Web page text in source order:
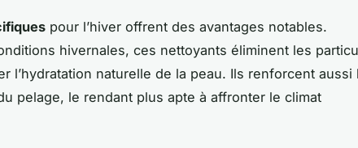
pour l’hiver offrent des avantages notables.
hivernales, ces nettoyants éliminent les
l’hydratation naturelle de la peau. Ils renforcent aussi
pelage, le rendant plus apte à affronter le climat